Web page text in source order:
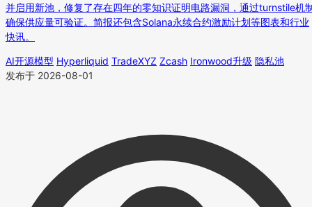
并启用新池，修复了存在四年的零知识证明电路漏洞，通过turnstile机
确保供应量可验证。简报还包含Solana永续合约激励计划等图表和行业
快讯。
AI开源模型 Hyperliquid TradeXYZ Zcash Ironwood升级 隐私池
发布于 2026-08-01